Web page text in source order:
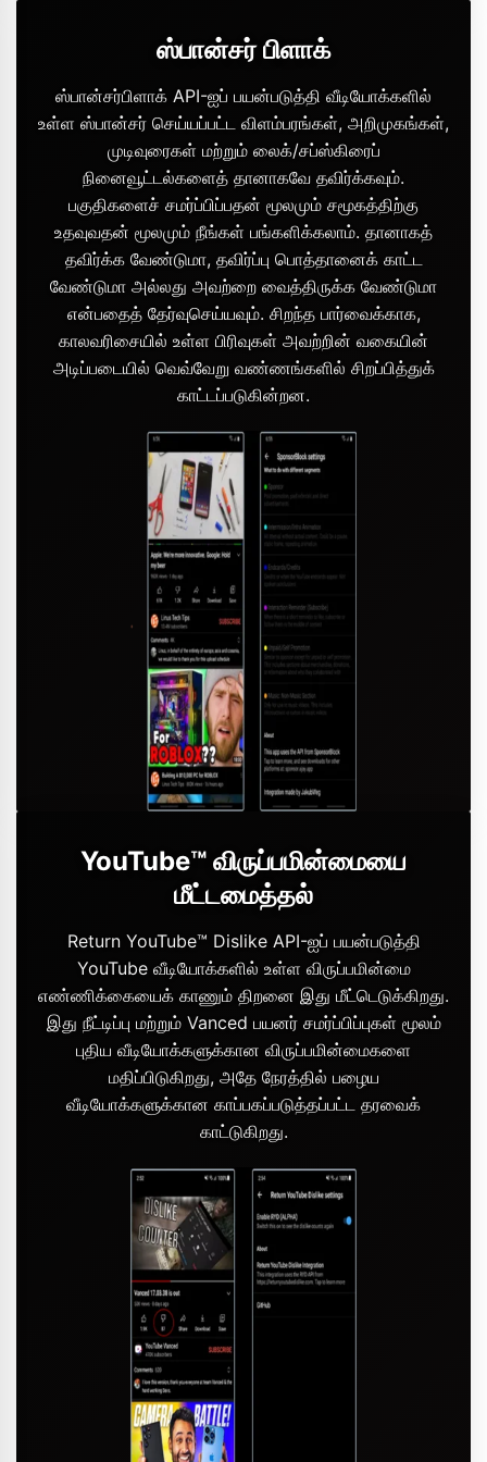
ஸ்பான்சர் பிளாக்
ஸ்பான்சர்பிளாக் API-ஐப் பயன்படுத்தி வீடியோக்களில்
உள்ள ஸ்பான்சர் செய்யப்பட்ட விளம்பரங்கள், அறிமுகங்கள்,
முடிவுரைகள் மற்றும் லைக்/சப்ஸ்கிரைப்
நினைவூட்டல்களைத் தானாகவே தவிர்க்கவும்.
பகுதிகளைச் சமர்ப்பிப்பதன் மூலமும் சமூகத்திற்கு
உதவுவதன் மூலமும் நீங்கள் பங்களிக்கலாம். தானாகத்
தவிர்க்க வேண்டுமா, தவிர்ப்பு பொத்தானைக் காட்ட
வேண்டுமா அல்லது அவற்றை வைத்திருக்க வேண்டுமா
என்பதைத் தேர்வுசெய்யவும். சிறந்த பார்வைக்காக,
காலவரிசையில் உள்ள பிரிவுகள் அவற்றின் வகையின்
அடிப்படையில் வெவ்வேறு வண்ணங்களில் சிறப்பித்துக்
காட்டப்படுகின்றன.
YouTube™ விருப்பமின்மையை
மீட்டமைத்தல்
Return YouTube™ Dislike API-ஐப் பயன்படுத்தி
YouTube வீடியோக்களில் உள்ள விருப்பமின்மை
எண்ணிக்கையைக் காணும் திறனை இது மீட்டெடுக்கிறது.
இது நீட்டிப்பு மற்றும் Vanced பயனர் சமர்ப்பிப்புகள் மூலம்
புதிய வீடியோக்களுக்கான விருப்பமின்மைகளை
மதிப்பிடுகிறது, அதே நேரத்தில் பழைய
வீடியோக்களுக்கான காப்பகப்படுத்தப்பட்ட தரவைக்
காட்டுகிறது.